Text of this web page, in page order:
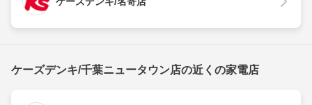
ケーズデンキ/千葉ニュータウン店の近くの家電店